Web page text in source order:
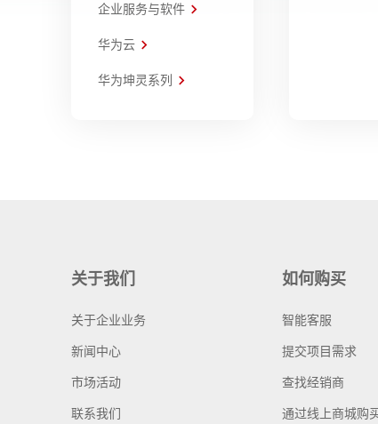
企业服务与软件
华为云
华为坤灵系列
关于我们
关于企业业务
新闻中心
市场活动
联系我们
如何购买
智能客服
提交项目需求
查找经销商
通过线上商城购